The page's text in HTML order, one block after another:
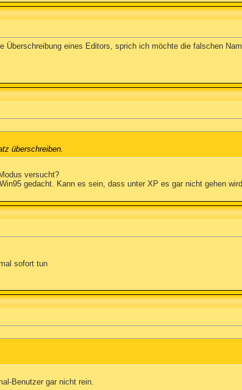
eines Editors, sprich ich möchte die falschen
überschreiben.
versucht?
gedacht. Kann es sein, dass unter XP es gar nicht gehen
sofort tun
Benutzer gar nicht rein.